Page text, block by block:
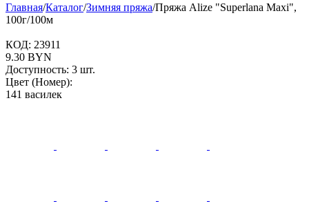
Главная/Каталог/Зимняя пряжа/Пряжа Alize "Superlana Maxi",
100г/100м
КОД: 23911
9.30 BYN
Доступность: 3 шт.
Цвет (Номер):
141 василек